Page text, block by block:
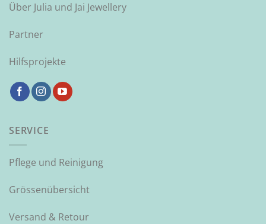
Über Julia und Jai Jewellery
Partner
Hilfsprojekte
SERVICE
Pflege und Reinigung
Grössenübersicht
Versand & Retour